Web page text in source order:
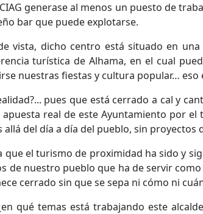
generase al menos un puesto de
bar que puede explotarse.
vista, dicho centro está situado en
turística de Alhama, en el cual
nuestras fiestas y cultura popular… eso
pues que está cerrado a cal y
real de este Ayuntamiento por
allá del día a día del pueblo, sin proyectos
que el turismo de proximidad ha sido y
de nuestro pueblo que ha de servir
cerrado sin que se sepa ni cómo ni
qué temas está trabajando este